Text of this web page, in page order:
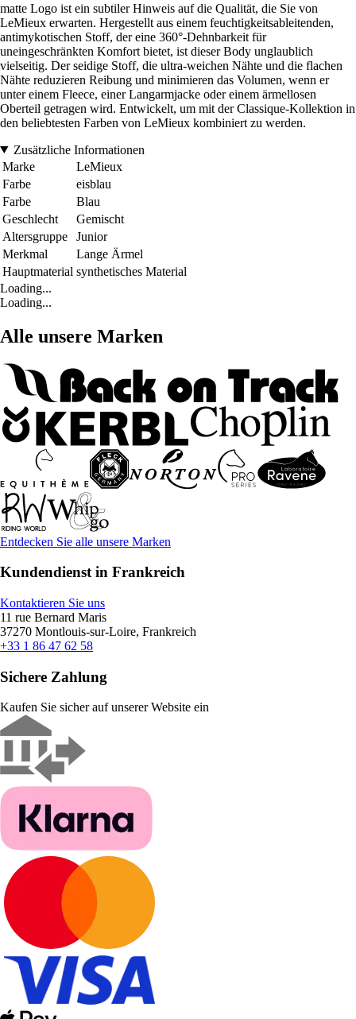
matte Logo ist ein subtiler Hinweis auf die Qualität, die Sie von
LeMieux erwarten. Hergestellt aus einem feuchtigkeitsableitenden,
antimykotischen Stoff, der eine 360°-Dehnbarkeit für
uneingeschränkten Komfort bietet, ist dieser Body unglaublich
vielseitig. Der seidige Stoff, die ultra-weichen Nähte und die flachen
Nähte reduzieren Reibung und minimieren das Volumen, wenn er
unter einem Fleece, einer Langarmjacke oder einem ärmellosen
Oberteil getragen wird. Entwickelt, um mit der Classique-Kollektion in
den beliebtesten Farben von LeMieux kombiniert zu werden.
Zusätzliche Informationen
Marke
LeMieux
Farbe
eisblau
Farbe
Blau
Geschlecht
Gemischt
Altersgruppe
Junior
Merkmal
Lange Ärmel
Hauptmaterial synthetisches Material
Loading...
Loading...
Alle unsere Marken
Entdecken Sie alle unsere Marken
Kundendienst in Frankreich
Kontaktieren Sie uns
11 rue Bernard Maris
37270 Montlouis-sur-Loire, Frankreich
+33 1 86 47 62 58
Sichere Zahlung
Kaufen Sie sicher auf unserer Website ein